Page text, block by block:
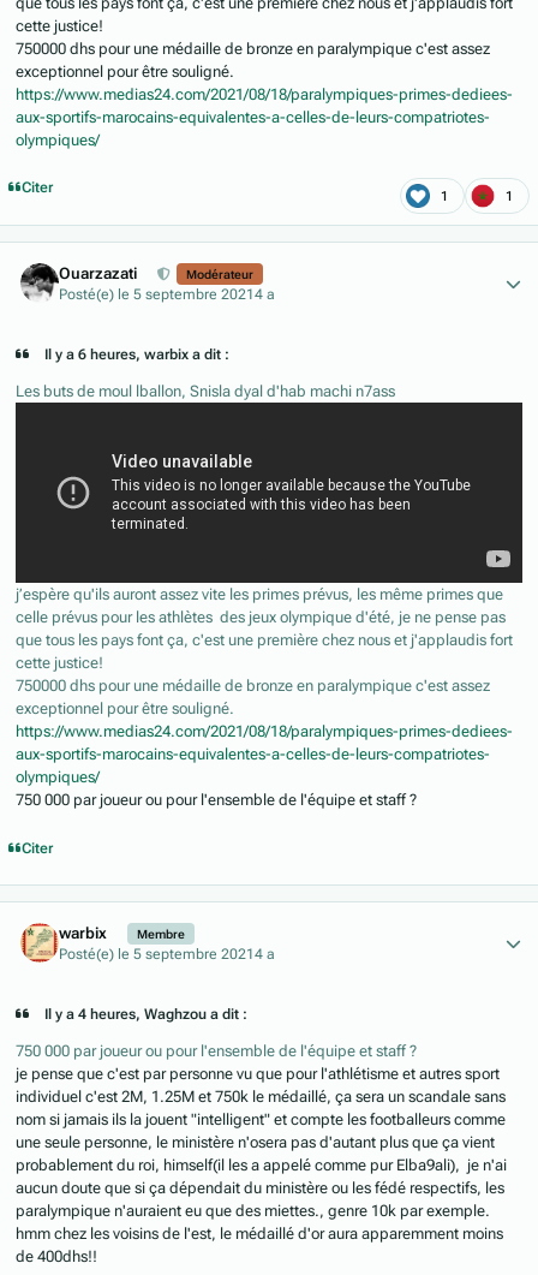
cette justice!
750000 dhs pour une médaille de bronze en paralympique c'est assez
exceptionnel pour être souligné.
https://www.medias24.com/2021/08/18/paralympiques-primes-dediees-
aux-sportifs-marocains-equivalentes-a-celles-de-leurs-compatriotes-
olympiques/
Citer 1 1
Ouarzazati Modérateur
Posté(e) le 5 septembre 20214 a
Il y a 6 heures, warbix a dit :
Les buts de moul lballon, Snisla dyal d'hab machi n7ass
j’espère qu'ils auront assez vite les primes prévus, les même primes que
celle prévus pour les athlètes des jeux olympique d'été, je ne pense pas
que tous les pays font ça, c'est une première chez nous et j'applaudis fort
cette justice!
750000 dhs pour une médaille de bronze en paralympique c'est assez
exceptionnel pour être souligné.
https://www.medias24.com/2021/08/18/paralympiques-primes-dediees-
aux-sportifs-marocains-equivalentes-a-celles-de-leurs-compatriotes-
olympiques/
750 000 par joueur ou pour l'ensemble de l'équipe et staff ?
Citer
warbix Membre
Posté(e) le 5 septembre 20214 a
Il y a 4 heures, Waghzou a dit :
750 000 par joueur ou pour l'ensemble de l'équipe et staff ?
je pense que c'est par personne vu que pour l'athlétisme et autres sport
individuel c'est 2M, 1.25M et 750k le médaillé, ça sera un scandale sans
nom si jamais ils la jouent "intelligent" et compte les footballeurs comme
une seule personne, le ministère n'osera pas d'autant plus que ça vient
probablement du roi, himself(il les a appelé comme pur Elba9ali), je n'ai
aucun doute que si ça dépendait du ministère ou les fédé respectifs, les
paralympique n'auraient eu que des miettes., genre 10k par exemple.
hmm chez les voisins de l'est, le médaillé d'or aura apparemment moins
de 400dhs!!